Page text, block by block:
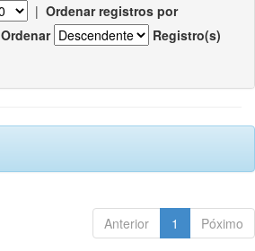
| Ordenar registros por
Ordenar
Registro(s)
Anterior 1 Póximo